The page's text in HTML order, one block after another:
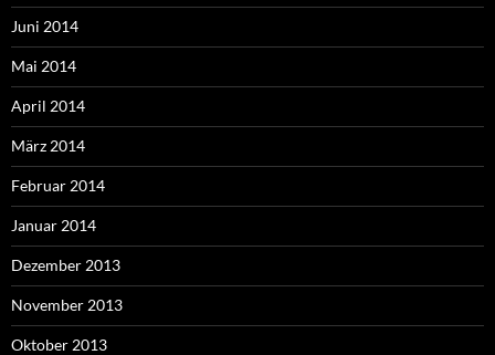
Juni 2014
Mai 2014
April 2014
März 2014
Februar 2014
Januar 2014
Dezember 2013
November 2013
Oktober 2013